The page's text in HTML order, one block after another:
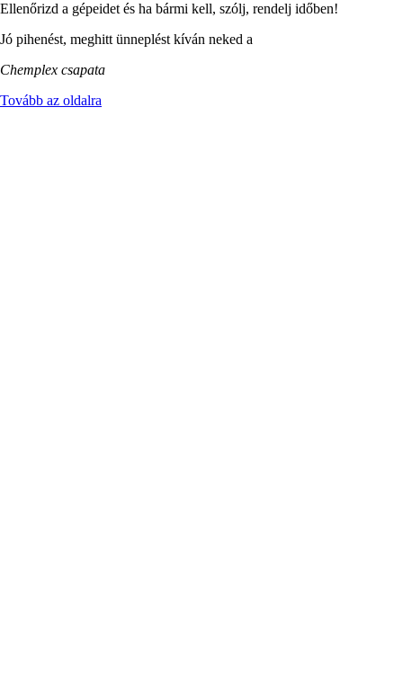
Ellenőrizd a gépeidet és ha bármi kell, szólj, rendelj időben!
Jó pihenést, meghitt ünneplést kíván neked a
Chemplex csapata
Tovább az oldalra